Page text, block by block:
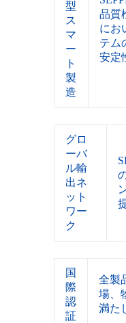
型
ス
マ
ー
ト
製
造
品質
にお
テム
安定
グロ
ーバ
ル輸
出ネ
ット
ワー
ク
国
際
認
証
全製
場、
満た